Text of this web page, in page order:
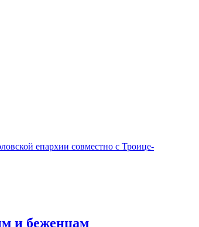
епархии совместно с Троице-
и беженцам